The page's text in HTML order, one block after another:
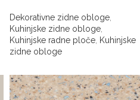
Dekorativne zidne obloge
Kuhinjske zidne obloge
Kuhinjske radne ploče Kuhinjske
zidne obloge